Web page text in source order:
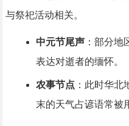
与祭祀活动相关。
中元节尾声：部分地
表达对逝者的缅怀。
农事节点 ：此时华北
末的天气占谚语常被